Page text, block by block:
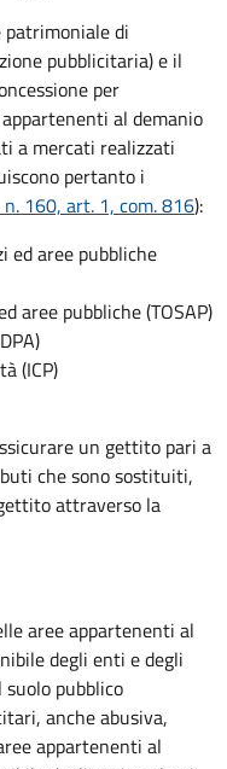
patrimoniale di
pubblicitaria) e il
per
appartenenti al demanio
a mercati realizzati
pertanto i
160, art. 1, com. 816):
ed aree pubbliche
aree pubbliche (TOSAP)
(ICP)
un gettito pari a
che sono sostituiti,
attraverso la
aree appartenenti al
degli enti e degli
pubblico
anche abusiva,
appartenenti al